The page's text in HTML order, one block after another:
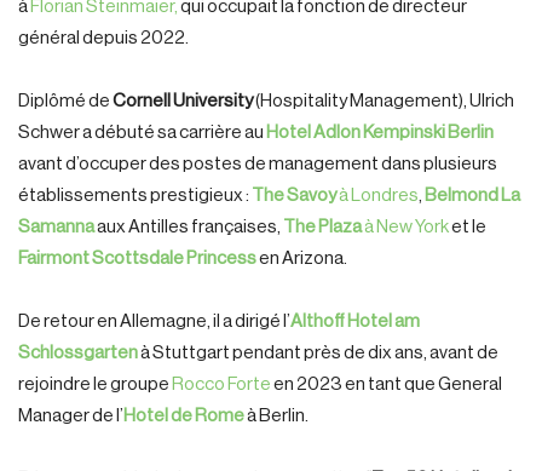
à Florian Steinmaier, qui occupait la fonction de directeur
général depuis 2022.
Diplômé de Cornell University(Hospitality Management), Ulrich
Schwer a débuté sa carrière au Hotel Adlon Kempinski Berlin
avant d’occuper des postes de management dans plusieurs
établissements prestigieux :
The Savoyà Londres, Belmond La
Samannaaux Antilles françaises, The Plazaà New Yorket le
Fairmont Scottsdale Princessen Arizona.
De retour en Allemagne, il a dirigé l’Althoff Hotel am
Schlossgartenà Stuttgart pendant près de dix ans, avant de
rejoindre le groupe Rocco Forte en 2023 en tant que General
Manager de l’ Hotel de Romeà Berlin.